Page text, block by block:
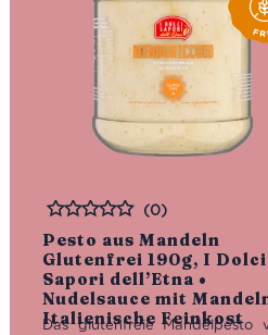
Pesto aus Mandeln
Glutenfrei 190g, I Dolci
Sapori dell’Etna •
Nudelsauce mit
Italienische Feinkost
Bewertet
(0)
Das glutenfreie Mandelpesto